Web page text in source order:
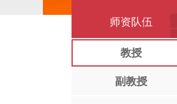
师资队伍
教授
副教授